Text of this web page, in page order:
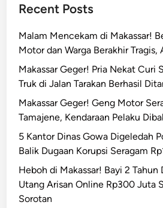
i
B
o
n
t
o
a
l
a
k
a
i
Recent Posts
Malam Mencekam di Makassar!
Motor dan Warga Berakhir Tragis,
Makassar Geger! Pria Nekat Curi
Truk di Jalan Tarakan Berhasil
Makassar Geger! Geng Motor
Tamajene, Kendaraan Pelaku
5 Kantor Dinas Gowa Digeledah
Balik Dugaan Korupsi Seragam
Heboh di Makassar! Bayi 2 Tahun
Utang Arisan Online Rp300 Juta
Sorotan